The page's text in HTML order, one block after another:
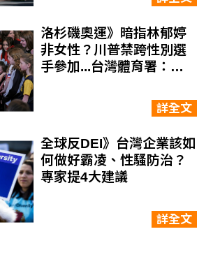
洛杉磯奧運》暗指林郁婷
非女性？川普禁跨性別選
手參加...台灣體育署：選
詳全文
全球反DEI》台灣企業該如
何做好霸凌、性騷防治？
專家提4大建議
詳全文